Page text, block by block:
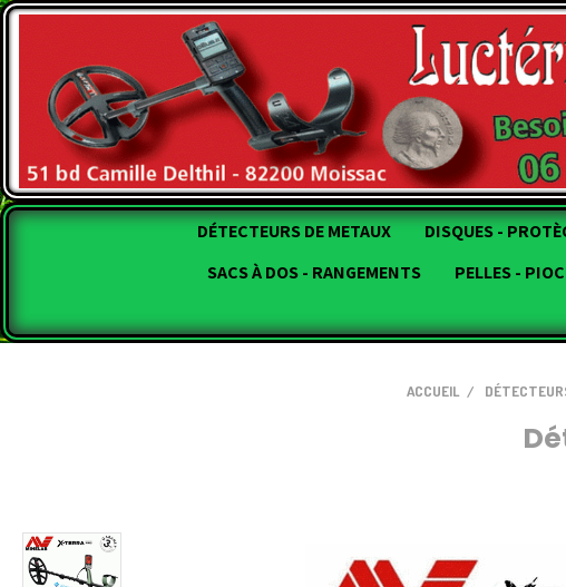
DÉTECTEURS DE METAUX DISQUES -
SACS À DOS - RANGEMENTS
PELLES -
ACCUEIL